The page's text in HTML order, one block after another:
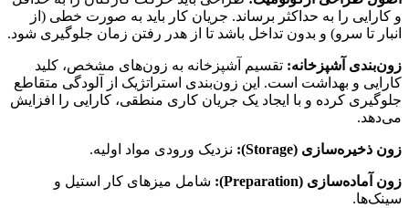
و کارایی را به حداکثر برساند. جریان کار باید به صورت خطی (از
انبار تا سرو) و بدون تداخل باشد تا از هدر رفتن زمان جلوگیری شود.
زون‌بندی آشپزخانه: تقسیم آشپزخانه به زون‌های مشخص، کلید
کارایی و بهداشت است. این زون‌بندی استراتژیک از آلودگی متقاطع
جلوگیری کرده و با ایجاد یک جریان کاری منطقی، کارایی را افزایش
می‌دهد.
زون ذخیره‌سازی (Storage): نزدیک ورودی مواد اولیه.
زون آماده‌سازی (Preparation):
شامل میزهای کار استیل و
سینک‌ها.